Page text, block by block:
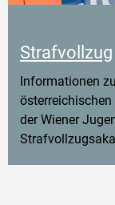
Strafvollzug
Informationen
der Wiener